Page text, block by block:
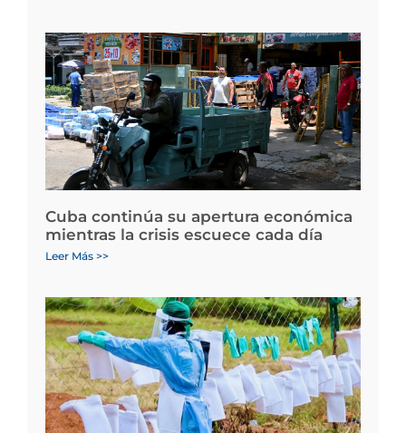
Cuba continúa su apertura económica
mientras la crisis escuece cada día
Leer Más >>